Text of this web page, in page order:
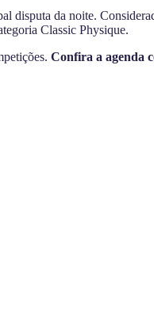
disputa da noite.
Classic Physique.
Confira a agenda